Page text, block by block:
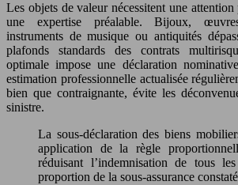
Les objets de valeur nécessitent une
une expertise préalable. Bijoux,
instruments de musique ou antiquités
plafonds standards des contrats
optimale impose une déclaration
estimation professionnelle actualisée
bien que contraignante, évite les
sinistre.
La sous-déclaration des biens
application de la règle
réduisant l’indemnisation de tous
proportion de la sous-assurance